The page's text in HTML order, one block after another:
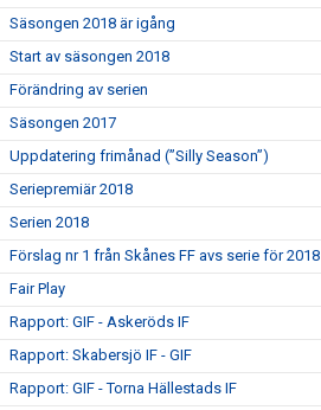
Säsongen 2018 är igång
Start av säsongen 2018
Förändring av serien
Säsongen 2017
Uppdatering frimånad (”Silly Season”)
Seriepremiär 2018
Serien 2018
Förslag nr 1 från Skånes FF avs serie för 2018
Fair Play
Rapport: GIF - Askeröds IF
Rapport: Skabersjö IF - GIF
Rapport: GIF - Torna Hällestads IF